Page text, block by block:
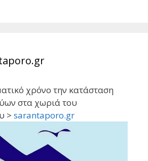
χρόνο την κατάσταση
στα χωριά του
> sarantaporo.gr